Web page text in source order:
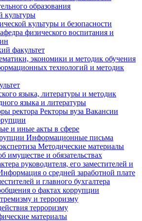
образования
культуры
культуры и безопасности
физического воспитания и
факультет
экономики и методик обучения
технологий и методик
языка, литературы и методик
языка и литературы
ректора Ректоры вуза Вакансии
и иные акты в сфере
Информационные письма
Методические материалы
имуществе и обязательствах
руководителя, его заместителей и
о средней заработной плате
и главного бухгалтера
о фактах коррупции
и терроризму
терроризму
материалы